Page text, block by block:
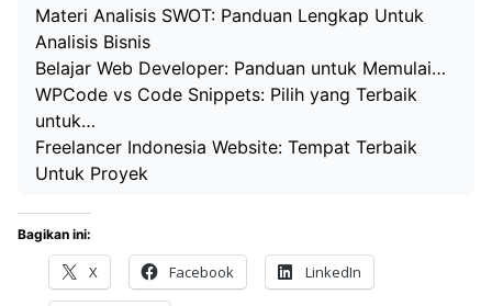
Materi Analisis SWOT: Panduan Lengkap Untuk
Analisis Bisnis
Belajar Web Developer: Panduan untuk Memulai…
WPCode vs Code Snippets: Pilih yang Terbaik
untuk…
Freelancer Indonesia Website: Tempat Terbaik
Untuk Proyek
Bagikan ini:
X Facebook LinkedIn